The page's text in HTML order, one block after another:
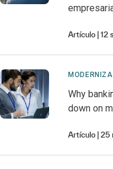
Artículo 12
Why
down on
Artículo 25